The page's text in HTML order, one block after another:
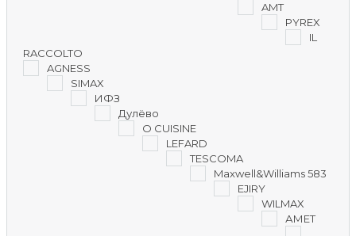
AMT
PYREX
IL
RACCOLTO
AGNESS
SIMAX
ИФЗ
Дулёво
O CUISINE
LEFARD
TESCOMA
Maxwell&Williams 583
EJIRY
WILMAX
АМЕТ